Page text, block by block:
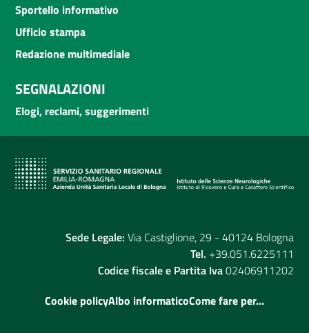
Sportello informativo
Ufficio stampa
Redazione multimediale
SEGNALAZIONI
Elogi, reclami, suggerimenti
Sede Legale: Via Castiglione, 29 - 40124 Bologna
Tel. +39.051.6225111
Codice fiscale e Partita Iva02406911202
Cookie policyAlbo informaticoCome fare per...